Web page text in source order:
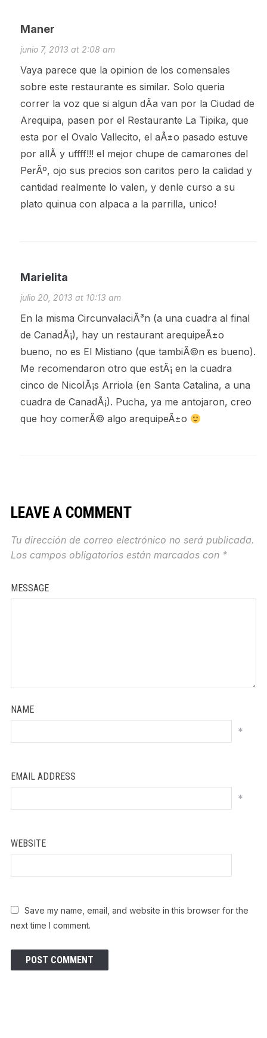
Maner
junio 7, 2013 at 2:08 am
Vaya parece que la opinion de los comensales
sobre este restaurante es similar. Solo queria
correr la voz que si algun dÃ­a van por la Ciudad de
Arequipa, pasen por el Restaurante La Tipika, que
esta por el Ovalo Vallecito, el aÃ±o pasado estuve
por allÃ­ y uffff!!! el mejor chupe de camarones del
PerÃº, ojo sus precios son caritos pero la calidad y
cantidad realmente lo valen, y denle curso a su
plato quinua con alpaca a la parrilla, unico!
Marielita
julio 20, 2013 at 10:13 am
En la misma CircunvalaciÃ³n (a una cuadra al final
de CanadÃ¡), hay un restaurant arequipeÃ±o
bueno, no es El Mistiano (que tambiÃ©n es bueno).
Me recomendaron otro que estÃ¡ en la cuadra
cinco de NicolÃ¡s Arriola (en Santa Catalina, a una
cuadra de CanadÃ¡). Pucha, ya me antojaron, creo
que hoy comerÃ© algo arequipeÃ±o
LEAVE A COMMENT
Tu dirección de correo electrónico no será publicada.
Los campos obligatorios están marcados con *
MESSAGE
NAME
*
EMAIL ADDRESS
*
WEBSITE
Save my name, email, and website in this browser for the
next time I comment.